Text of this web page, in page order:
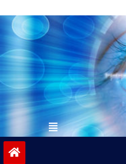
to
contentvinivida.lk